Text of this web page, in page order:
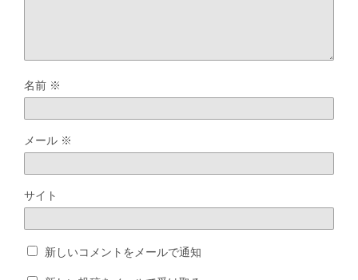
名前 ※
メール ※
サイト
新しいコメントをメールで通知